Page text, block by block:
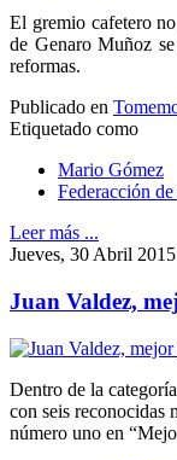
El gremio cafetero
de Genaro Muñoz
reformas.
Publicado en
Etiquetado como
Mario Gómez
Federacción
Leer más ...
Jueves, 30 Abril
Juan Valdez,
Dentro de la
con seis reconocidas
número uno en